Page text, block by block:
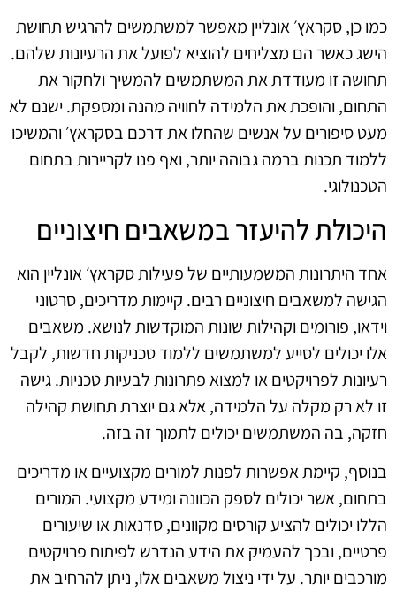
כמו כן, סקראץ׳ אונליין מאפשר למשתמשים להרגיש תחושת
הישג כאשר הם מצליחים להוציא לפועל את הרעיונות שלהם.
תחושה זו מעודדת את המשתמשים להמשיך ולחקור את
התחום, והופכת את הלמידה לחוויה מהנה ומספקת. ישנם לא
מעט סיפורים על אנשים שהחלו את דרכם בסקראץ׳ והמשיכו
ללמוד תכנות ברמה גבוהה יותר, ואף פנו לקריירות בתחום
הטכנולוגי.
היכולת להיעזר במשאבים חיצוניים
אחד היתרונות המשמעותיים של פעילות סקראץ׳ אונליין הוא
הגישה למשאבים חיצוניים רבים. קיימות מדריכים, סרטוני
וידאו, פורומים וקהילות שונות המוקדשות לנושא. משאבים
אלו יכולים לסייע למשתמשים ללמוד טכניקות חדשות, לקבל
רעיונות לפרויקטים או למצוא פתרונות לבעיות טכניות. גישה
זו לא רק מקלה על הלמידה, אלא גם יוצרת תחושת קהילה
חזקה, בה המשתמשים יכולים לתמוך זה בזה.
בנוסף, קיימת אפשרות לפנות למורים מקצועיים או מדריכים
בתחום, אשר יכולים לספק הכוונה ומידע מקצועי. המורים
הללו יכולים להציע קורסים מקוונים, סדנאות או שיעורים
פרטיים, ובכך להעמיק את הידע הנדרש לפיתוח פרויקטים
מורכבים יותר. על ידי ניצול משאבים אלו, ניתן להרחיב את